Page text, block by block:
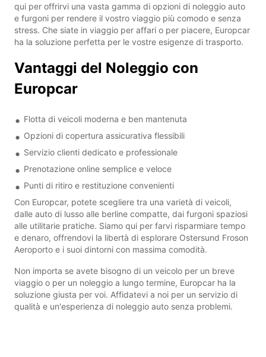
qui per offrirvi una vasta gamma di opzioni di noleggio auto
e furgoni per rendere il vostro viaggio più comodo e senza
stress. Che siate in viaggio per affari o per piacere, Europcar
ha la soluzione perfetta per le vostre esigenze di trasporto.
Vantaggi del Noleggio con
Europcar
Flotta di veicoli moderna e ben mantenuta
Opzioni di copertura assicurativa flessibili
Servizio clienti dedicato e professionale
Prenotazione online semplice e veloce
Punti di ritiro e restituzione convenienti
Con Europcar, potete scegliere tra una varietà di veicoli,
dalle auto di lusso alle berline compatte, dai furgoni spaziosi
alle utilitarie pratiche. Siamo qui per farvi risparmiare tempo
e denaro, offrendovi la libertà di esplorare Ostersund Froson
Aeroporto e i suoi dintorni con massima comodità.
Non importa se avete bisogno di un veicolo per un breve
viaggio o per un noleggio a lungo termine, Europcar ha la
soluzione giusta per voi. Affidatevi a noi per un servizio di
qualità e un'esperienza di noleggio auto senza problemi.